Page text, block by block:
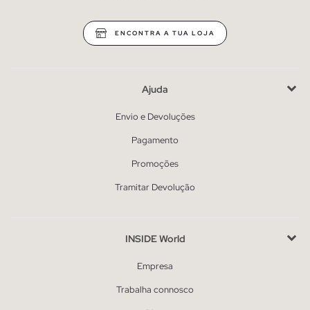
ENCONTRA A TUA LOJA
Ajuda
Envio e Devoluções
Pagamento
Promoções
Tramitar Devolução
INSIDE World
Empresa
Trabalha connosco